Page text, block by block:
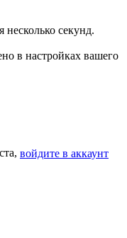
секунд.
в настройках вашего
войдите в аккаунт